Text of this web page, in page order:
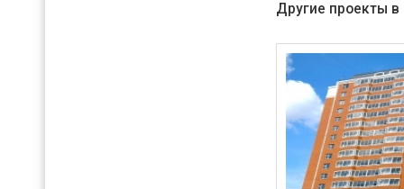
Другие проекты в